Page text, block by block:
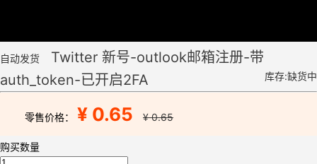
自动发货
Twitter 新号-outlook邮箱注册-带
auth_token-已开启2FA
库存:缺货中
零售价格： ¥ 0.65 ¥ 0.65
购买数量